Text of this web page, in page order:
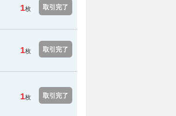
1枚 取引完了
1枚 取引完了
1枚 取引完了